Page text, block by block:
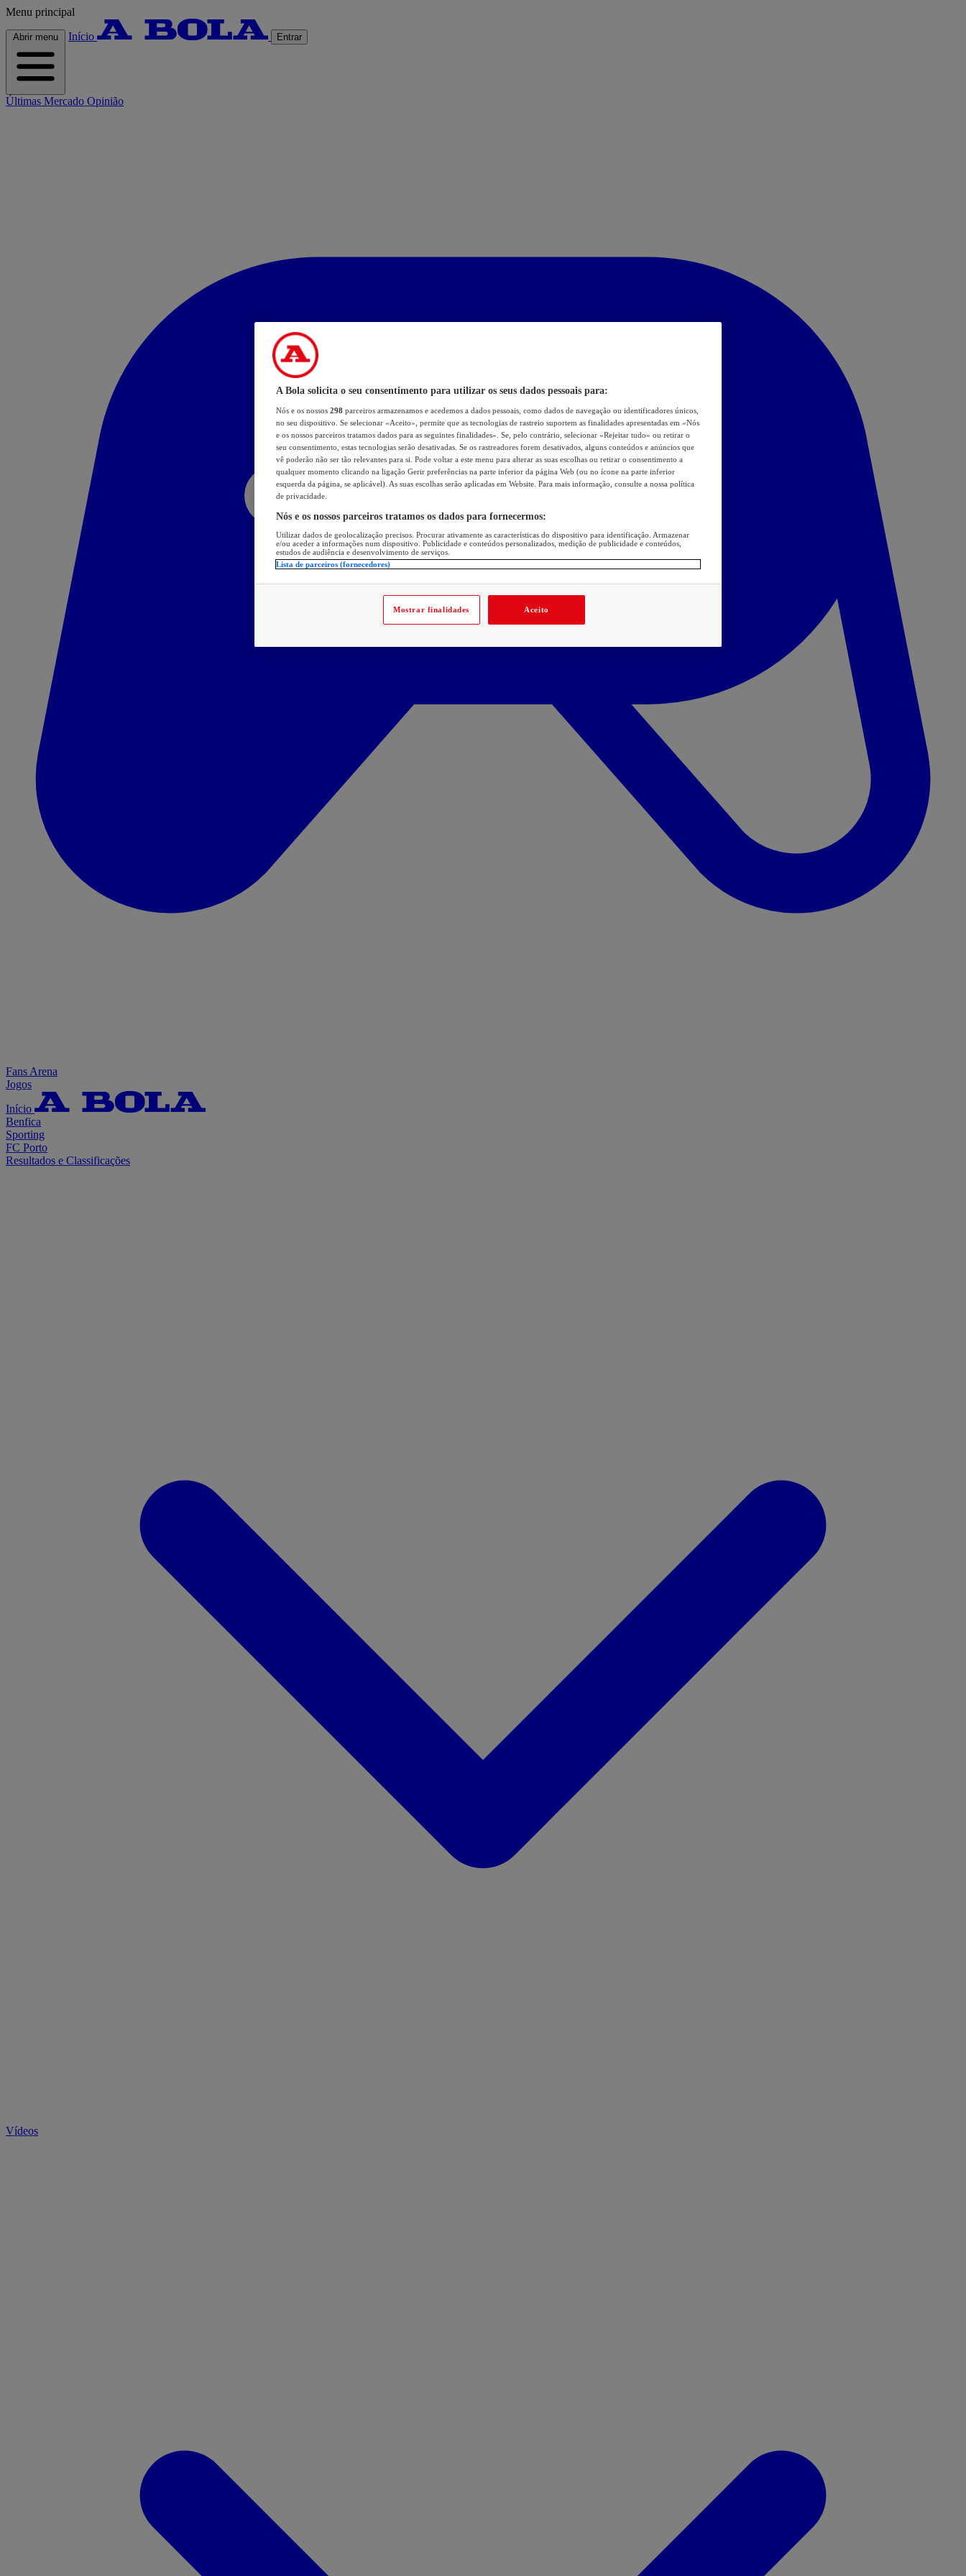
Menu principal
Abrir menu Início Entrar
Últimas Mercado Opinião
Fans Arena
Jogos
Início
Benfica
Sporting
FC Porto
Resultados e Classificações
Vídeos
A Bola solicita o seu consentimento para utilizar os seus dados pessoais para:
Nós e os nossos 298 parceiros armazenamos e acedemos a dados pessoais, como dados de navegação ou identificadores únicos,
no seu dispositivo. Se selecionar «Aceito», permite que as tecnologias de rastreio suportem as finalidades apresentadas em «Nós
e os nossos parceiros tratamos dados para as seguintes finalidades». Se, pelo contrário, selecionar «Rejeitar tudo» ou retirar o
seu consentimento, estas tecnologias serão desativadas. Se os rastreadores forem desativados, alguns conteúdos e anúncios que
vê poderão não ser tão relevantes para si. Pode voltar a este menu para alterar as suas escolhas ou retirar o consentimento a
qualquer momento clicando na ligação Gerir preferências na parte inferior da página Web (ou no ícone na parte inferior
esquerda da página, se aplicável). As suas escolhas serão aplicadas em Website. Para mais informação, consulte a nossa política
de privacidade.
Nós e os nossos parceiros tratamos os dados para fornecermos:
Utilizar dados de geolocalização precisos. Procurar ativamente as características do dispositivo para identificação. Armazenar
e/ou aceder a informações num dispositivo. Publicidade e conteúdos personalizados, medição de publicidade e conteúdos,
estudos de audiência e desenvolvimento de serviços.
Lista de parceiros (fornecedores)
Mostrar finalidades Aceito